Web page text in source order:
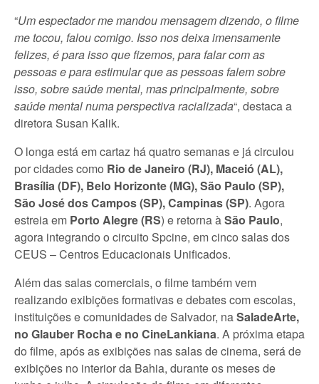
“Um espectador me mandou mensagem dizendo, o filme
me tocou, falou comigo. Isso nos deixa imensamente
felizes, é para isso que fizemos, para falar com as
pessoas e para estimular que as pessoas falem sobre
isso, sobre saúde mental, mas principalmente, sobre
saúde mental numa perspectiva racializada“, destaca a
diretora Susan Kalik.
O longa está em cartaz há quatro semanas e já circulou
por cidades como Rio de Janeiro (RJ), Maceió (AL),
Brasília (DF), Belo Horizonte (MG), São Paulo (SP),
São José dos Campos (SP), Campinas (SP). Agora
estreia em Porto Alegre (RS) e retorna àSão Paulo,
agora integrando o circuito Spcine, em cinco salas dos
CEUS – Centros Educacionais Unificados.
Além das salas comerciais, o filme também vem
realizando exibições formativas e debates com escolas,
instituições e comunidades de Salvador, naSaladeArte,
no Glauber Rocha e no CineLankiana. A próxima etapa
do filme, após as exibições nas salas de cinema, será de
exibições no interior da Bahia, durante os meses de